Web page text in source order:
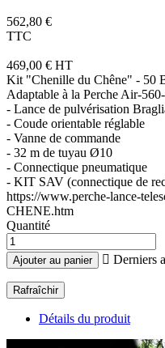
562,80 €
TTC
469,00 € HT
Kit "Chenille du Chêne" - 50
Adaptable à la Perche Air-
- Lance de pulvérisation
- Coude orientable réglable
- Vanne de commande
- 32 m de tuyau Ø10
- Connectique pneumatique
- KIT SAV (connectique de
https://www.perche-lance-
CHENE.htm
Quantité
Ajouter au panier  Derniers
Détails du produit